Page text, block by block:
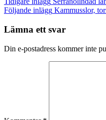
Inläggsnavigering
Följande inlägg Kammusslor,
Lämna ett svar
Din e-postadress kommer inte